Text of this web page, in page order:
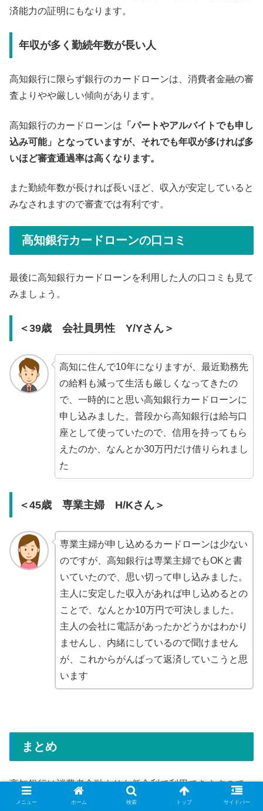
済能力の証明にもなります。
年収が多く勤続年数が長い人
高知銀行に限らず銀行のカードローンは、消費者金融の審
査よりやや厳しい傾向があります。
高知銀行のカードローンは 「パートやアルバイトでも申し
込み可能」となっていますが、それでも年収が多ければ多
いほど審査通過率は高くなります。
また勤続年数が長ければ長いほど、収入が安定していると
みなされますので審査では有利です。
高知銀行カードローンの口コミ
最後に高知銀行カードローンを利用した人の口コミも見て
みましょう。
＜39歳 会社員男性 Y/Yさん＞
高知に住んで10年になりますが、最近勤務先
の給料も減って生活も厳しくなってきたの
で、一時的にと思い高知銀行カードローンに
申し込みました。普段から高知銀行は給与口
座として使っていたので、信用を持ってもら
えたのか、なんとか30万円だけ借りられまし
た
＜45歳 専業主婦 H/Kさん＞
専業主婦が申し込めるカードローンは少ない
のですが、高知銀行は専業主婦でもOKと書
いていたので、思い切って申し込みました。
主人に安定した収入があれば申し込めるとの
ことで、なんとか10万円で可決しました。
主人の会社に電話があったかどうかはわかり
ませんし、内緒にしているので聞けません
が、これからがんばって返済していこうと思
います
まとめ
高知銀行は消費者金融よりも低金利で利用できますので、
他社借り入れで返済が苦しい方は、おまとめローンとして
メニュー ホーム 検索 トップ サイドバー